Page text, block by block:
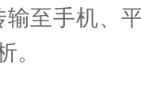
至手机、
。